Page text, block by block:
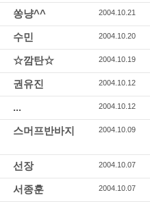
쏭냥^^ 2004.10.21
수민 2004.10.20
☆깜탄☆ 2004.10.19
권유진 2004.10.12
... 2004.10.12
스머프반바지 2004.10.09
선장 2004.10.07
서종훈 2004.10.07